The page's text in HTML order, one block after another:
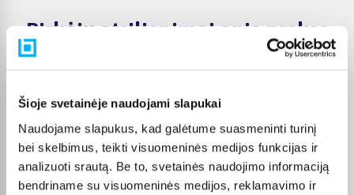
Šioje svetainėje naudojami slapukai
Naudojame slapukus, kad galėtume suasmeninti turinį
bei skelbimus, teikti visuomeninės medijos funkcijas ir
analizuoti srautą. Be to, svetainės naudojimo informaciją
bendriname su visuomeninės medijos, reklamavimo ir
Pirkėjų atsiliepimai apie prekes
tada ...
Patvirtintas pirkėjas